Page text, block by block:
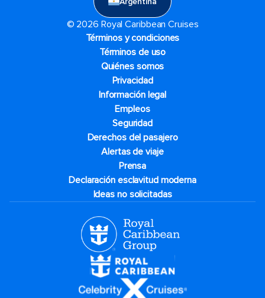
© 2026 Royal Caribbean Cruises
Términos y condiciones
Términos de uso
Quiénes somos
Privacidad
Información legal
Empleos
Seguridad
Derechos del pasajero
Alertas de viaje
Prensa
Declaración esclavitud moderna
Ideas no solicitadas